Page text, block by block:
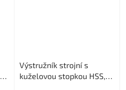
Výstružník strojní s
kuželovou stopkou HSS,